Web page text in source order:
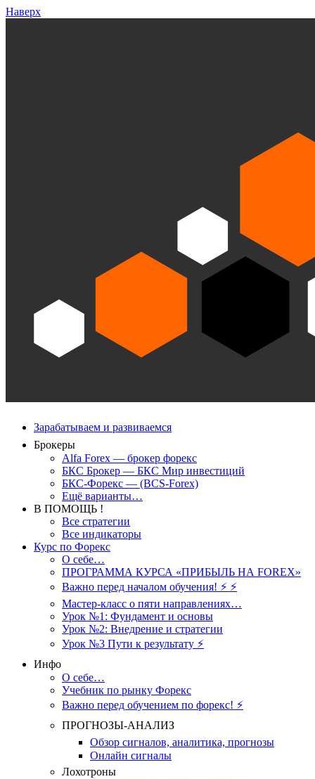
Наверх
Зарабатываем и развиваемся
Брокеры
Alfa Forex — брокер форекс
БКС Брокер — БКС Мир инвестиций
БКС-Форекс — (BCS-Forex)
Ещё варианты…
В ПОМОЩЬ !
Все стратегии
Все индикаторы
Курс по Форекс
О себе…
ПРОГРАММА КУРСА «ПРИБЫЛЬ НА FOREX»
Важно перед началом обучения! ⚡ ⚡
Мастер-класс о пяти направлениях…
Урок №1: Фундамент и основы
Урок №2: Внедрение и стратегии
Урок №3 Пути к результату ⚡️
Инфо
О себе…
Учебник по рынку Форекс
Важно перед обучением по форекс! ⚡
ПРОГНОЗЫ-АНАЛИЗ
Обзор сигналов, аналитика, прогнозы
Онлайн сигналы
Лохотроны